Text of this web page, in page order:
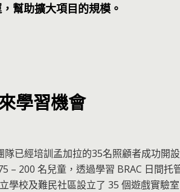
幫助擴大項目的規模。
學習機會
隊已經培訓孟加拉的35名照顧者成功開
– 200 名兒童，透過學習 BRAC 日間托
學校及難民社區設立了 35 個遊戲實驗